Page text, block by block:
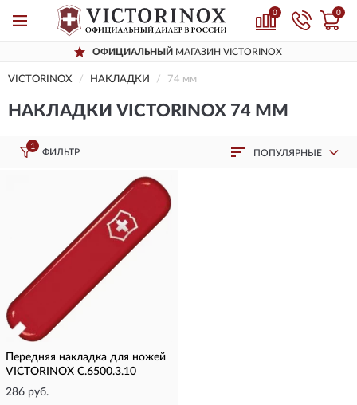
0 0
ОФИЦИАЛЬНЫЙ МАГАЗИН VICTORINOX
VICTORINOX НАКЛАДКИ 74 мм
НАКЛАДКИ VICTORINOX 74 ММ
1
ФИЛЬТР ПОПУЛЯРНЫЕ
Передняя накладка для ножей
VICTORINOX C.6500.3.10
286 руб.